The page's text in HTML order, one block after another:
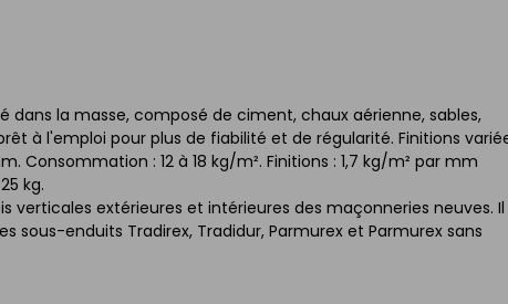
la masse, composé de ciment, chaux aérienne, sables,
à l'emploi pour plus de fiabilité et de régularité. Finitions
: 12 à 18 kg/m². Finitions : 1,7 kg/m² par mm
kg.
verticales extérieures et intérieures des maçonneries neuves. Il
sous-enduits Tradirex, Tradidur, Parmurex et Parmurex sans